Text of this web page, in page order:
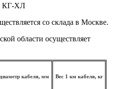
КГ-ХЛ
со склада в Москве.
области осуществляет
кабеля, мм Вес 1 км кабеля, кг